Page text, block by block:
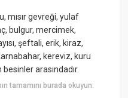
mısır gevreği, yulaf
bulgur, mercimek,
şeftali, erik, kiraz,
kereviz, kuru
arasındadır.
tamamını burada okuyun: